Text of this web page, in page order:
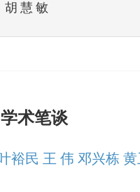
胡慧敏
术笔谈
裕民 王 伟 邓兴栋